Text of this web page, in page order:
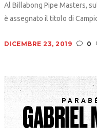
Al Billabong Pipe Masters,
è assegnato il titolo di
DICEMBRE 23, 2019 0